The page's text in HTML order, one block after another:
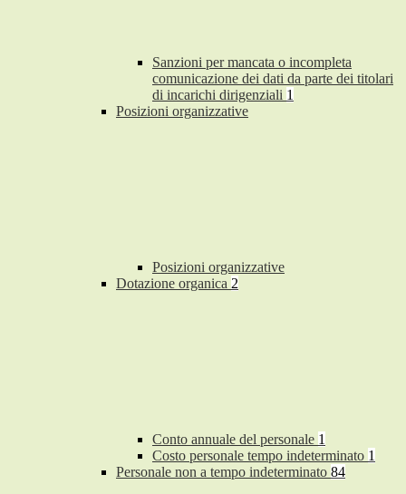
Sanzioni per mancata o incompleta
comunicazione dei dati da parte dei titolari
di incarichi dirigenziali 1
Posizioni organizzative
Posizioni organizzative
Dotazione organica 2
Conto annuale del personale 1
Costo personale tempo indeterminato 1
Personale non a tempo indeterminato 84